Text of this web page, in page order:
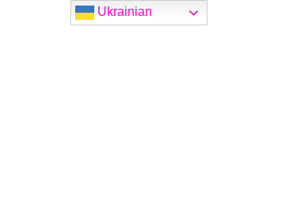
Ukrainian